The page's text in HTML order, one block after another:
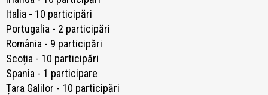
Italia - 10 participări
Portugalia - 2 participări
România - 9 participări
Scoția - 10 participări
Spania - 1 participare
Țara Galilor - 10 participări